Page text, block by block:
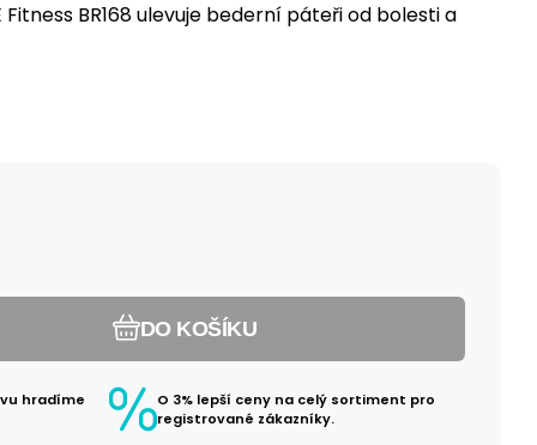
BR168 ulevuje bederní páteři od bolesti a
DO KOŠÍKU
hradíme
O 3% lepší ceny na celý sortiment pro
registrované zákazníky.